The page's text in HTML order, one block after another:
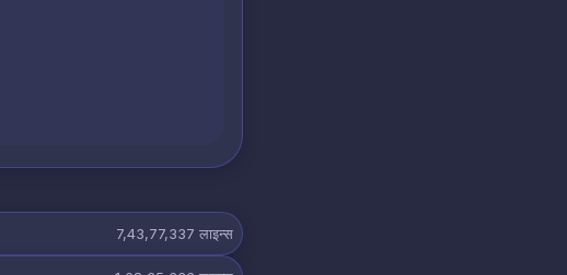
7,43,77,337 लाइन्स